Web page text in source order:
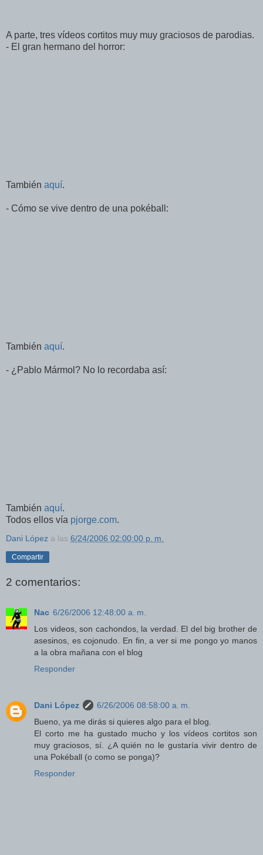
A parte, tres vídeos cortitos muy muy graciosos de parodias.
- El gran hermano del horror:
También aquí.
- Cómo se vive dentro de una pokéball:
También aquí.
- ¿Pablo Mármol? No lo recordaba así:
También aquí.
Todos ellos vía pjorge.com.
Dani López a las 6/24/2006 02:00:00 p. m.
Compartir
2 comentarios:
Nac 6/26/2006 12:48:00 a. m.
Los videos, son cachondos, la verdad. El del big brother de
asesinos, es cojonudo. En fin, a ver si me pongo yo manos
a la obra mañana con el blog
Responder
Dani López
6/26/2006 08:58:00 a. m.
Bueno, ya me dirás si quieres algo para el blog.
El corto me ha gustado mucho y los vídeos cortitos son
muy graciosos, sí. ¿A quién no le gustaría vivir dentro de
una Pokéball (o como se ponga)?
Responder